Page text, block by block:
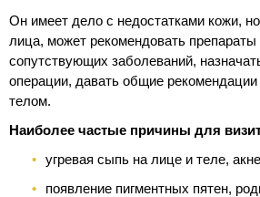
Он имеет дело с недостатками кожи,
лица, может рекомендовать
сопутствующих заболеваний,
операции, давать общие
телом.
Наиболее частые причины для
угревая сыпь на лице и теле,
появление пигментных пятен,